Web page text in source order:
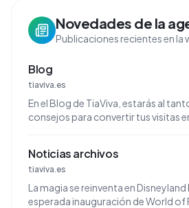
Novedades de la
Publicaciones recientes en la
Blog
tiaviva.es
En el Blog de TiaViva, estarás al
consejos para convertir tus visitas
Noticias archivos
tiaviva.es
La magia se reinventa en Disneyland
esperada inauguración de World of